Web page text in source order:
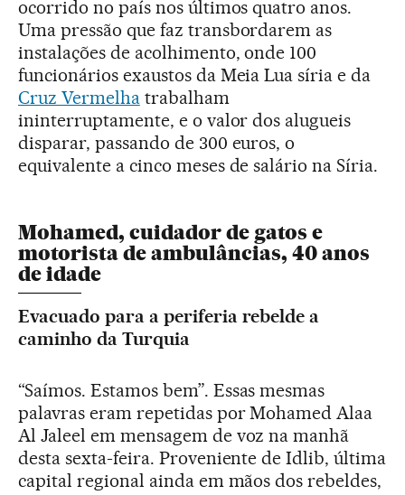
ocorrido no país nos últimos quatro anos.
Uma pressão que faz transbordarem as
instalações de acolhimento, onde 100
funcionários exaustos da Meia Lua síria e da
Cruz Vermelhatrabalham
ininterruptamente, e o valor dos alugueis
disparar, passando de 300 euros, o
equivalente a cinco meses de salário na Síria.
Mohamed, cuidador de gatos e
motorista de ambulâncias, 40 anos
de idade
Evacuado para a periferia rebelde a
caminho da Turquia
“Saímos. Estamos bem”. Essas mesmas
palavras eram repetidas por Mohamed Alaa
Al Jaleel em mensagem de voz na manhã
desta sexta-feira. Proveniente de Idlib, última
capital regional ainda em mãos dos rebeldes,